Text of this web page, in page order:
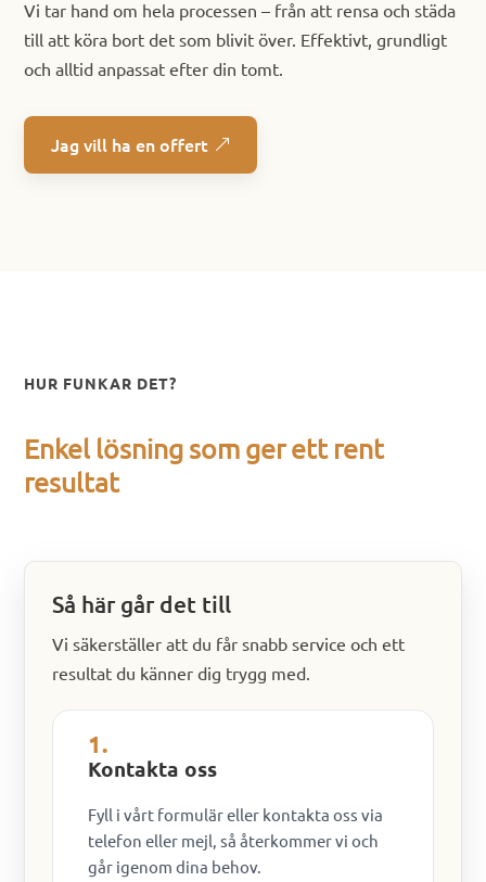
Vi tar hand om hela processen – från att rensa och städa
till att köra bort det som blivit över. Effektivt, grundligt
och alltid anpassat efter din tomt.
Jag vill ha en offert
HUR FUNKAR DET?
Enkel lösning som ger ett rent
resultat
Så här går det till
Vi säkerställer att du får snabb service och ett
resultat du känner dig trygg med.
1.
Kontakta oss
Fyll i vårt formulär eller kontakta oss via
telefon eller mejl, så återkommer vi och
går igenom dina behov.